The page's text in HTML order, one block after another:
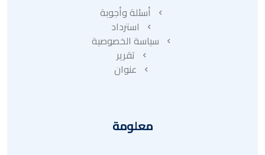
أسئلة وأجوبة
استرداد
سياسة الخصوصية
تقرير
عنوان
معلومة